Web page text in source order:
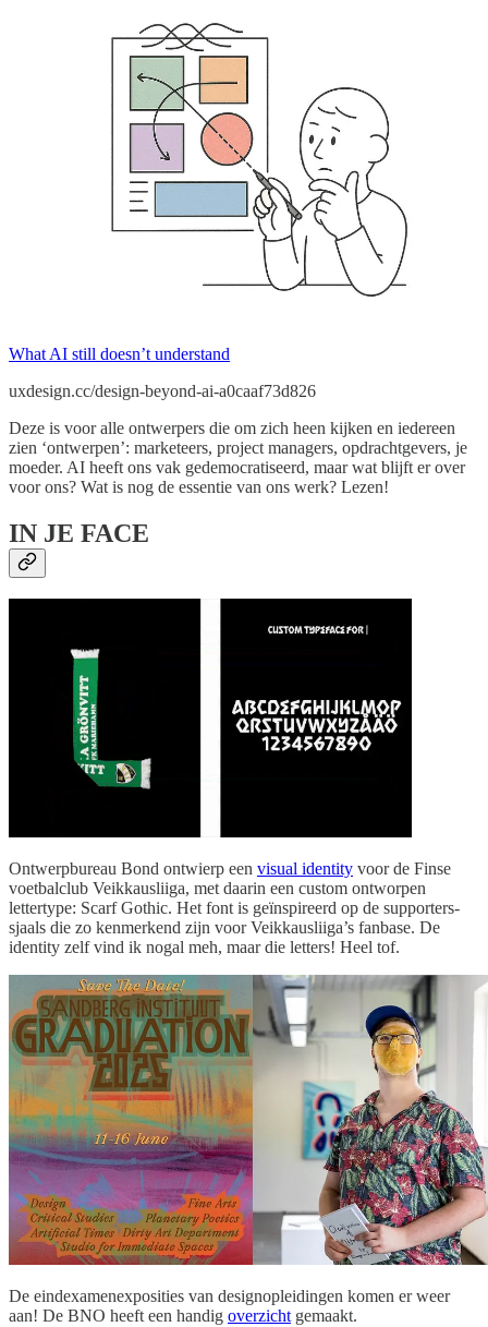
What AI still doesn’t understand
uxdesign.cc/design-beyond-ai-a0caaf73d826
Deze is voor alle ontwerpers die om zich heen kijken en iedereen
zien ‘ontwerpen’: marketeers, project managers, opdrachtgevers, je
moeder. AI heeft ons vak gedemocratiseerd, maar wat blijft er over
voor ons? Wat is nog de essentie van ons werk? Lezen!
IN JE FACE
Ontwerpbureau Bond ontwierp een visual identity voor de Finse
voetbalclub Veikkausliiga, met daarin een custom ontworpen
lettertype: Scarf Gothic. Het font is geïnspireerd op de supporters-
sjaals die zo kenmerkend zijn voor Veikkausliiga’s fanbase. De
identity zelf vind ik nogal meh, maar die letters! Heel tof.
De eindexamenexposities van designopleidingen komen er weer
aan! De BNO heeft een handig overzicht gemaakt.